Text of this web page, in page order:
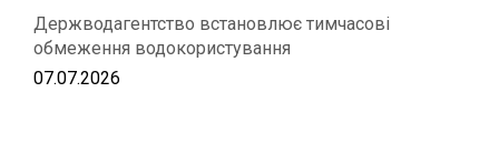
Держводагентство встановлює тимчасові
обмеження водокористування
07.07.2026